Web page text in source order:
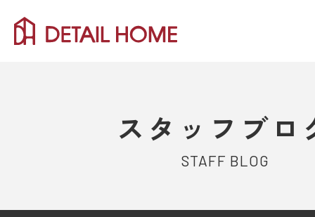
スタッフブロ
STAFF BLOG